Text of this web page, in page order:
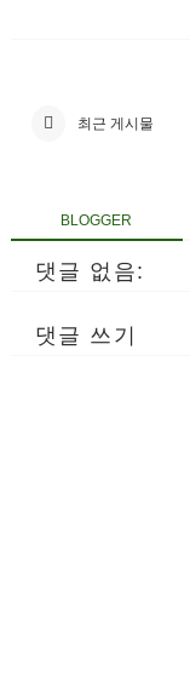
최근 게시물
BLOGGER
댓글 없음:
댓글 쓰기